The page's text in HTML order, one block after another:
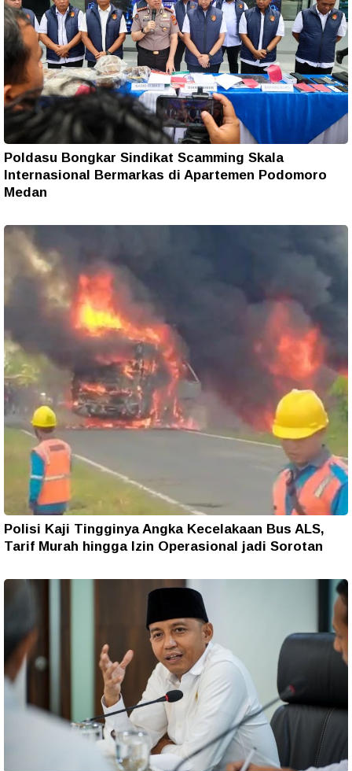
Poldasu Bongkar Sindikat Scamming Skala
Internasional Bermarkas di Apartemen Podomoro
Medan
Polisi Kaji Tingginya Angka Kecelakaan Bus ALS,
Tarif Murah hingga Izin Operasional jadi Sorotan